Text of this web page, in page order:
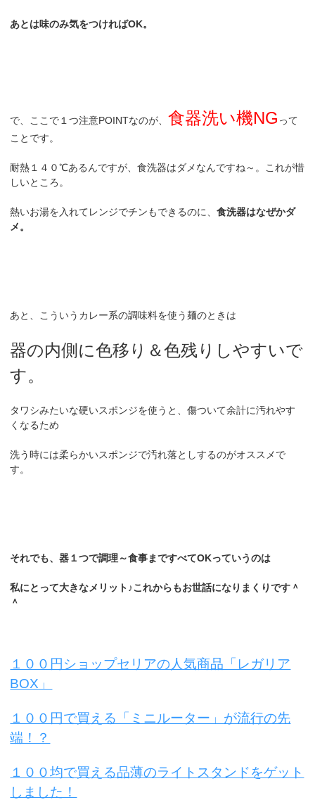
あとは味のみ気をつければOK。
で、ここで１つ注意POINTなのが、食器洗い機NG って
ことです。
耐熱１４０℃あるんですが、食洗器はダメなんですね～。これが惜
しいところ。
熱いお湯を入れてレンジでチンもできるのに、食洗器はなぜかダ
メ。
あと、こういうカレー系の調味料を使う麺のときは
器の内側に色移り＆色残りしやすいで
す。
タワシみたいな硬いスポンジを使うと、傷ついて余計に汚れやす
くなるため
洗う時には柔らかいスポンジで汚れ落としするのがオススメで
す。
それでも、器１つで調理～食事まですべてOKっていうのは
私にとって大きなメリット♪これからもお世話になりまくりです＾
＾
１００円ショップセリアの人気商品「レガリア
BOX」
１００円で買える「ミニルーター」が流行の先
端！？
１００均で買える品薄のライトスタンドをゲット
しました！